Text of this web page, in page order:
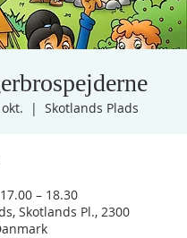
  |
Skotlands Plads
– 18.30
Skotlands Pl., 2300